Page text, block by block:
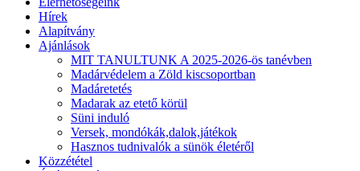
Hírek
Alapítvány
Ajánlások
MIT TANULTUNK A 2025-2026-ös tanévben
Madárvédelem a Zöld kiscsoportban
Madáretetés
Madarak az etető körül
Süni induló
Versek, mondókák,dalok,játékok
Hasznos tudnivalók a sünök életéről
Közzététel